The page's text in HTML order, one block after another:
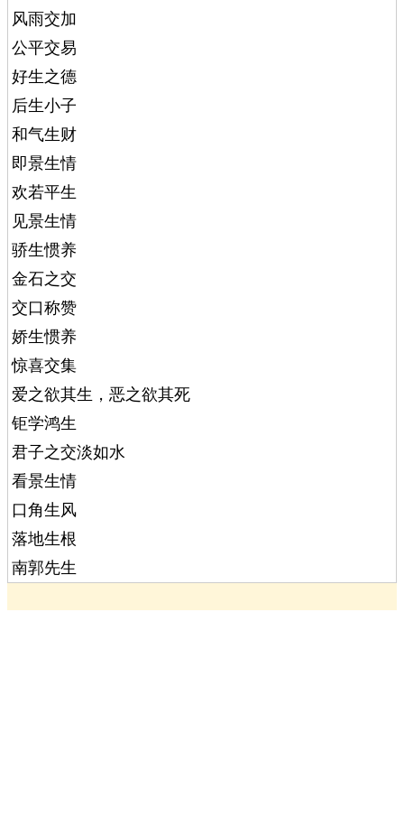
风雨交加
公平交易
好生之德
后生小子
和气生财
即景生情
欢若平生
见景生情
骄生惯养
金石之交
交口称赞
娇生惯养
惊喜交集
爱之欲其生，恶之欲其死
钜学鸿生
君子之交淡如水
看景生情
口角生风
落地生根
南郭先生